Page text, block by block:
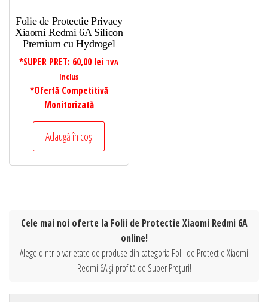
Folie de Protectie Privacy
Xiaomi Redmi 6A Silicon
Premium cu Hydrogel
*SUPER PRET: 60,00 lei TVA
Inclus
*Ofertă Competitivă
Monitorizată
Adaugă în coș
Cele mai noi oferte la Folii de Protectie Xiaomi Redmi 6A
online!
Alege dintr-o varietate de produse din categoria Folii de Protectie Xiaomi
Redmi 6A și profită de Super Prețuri!